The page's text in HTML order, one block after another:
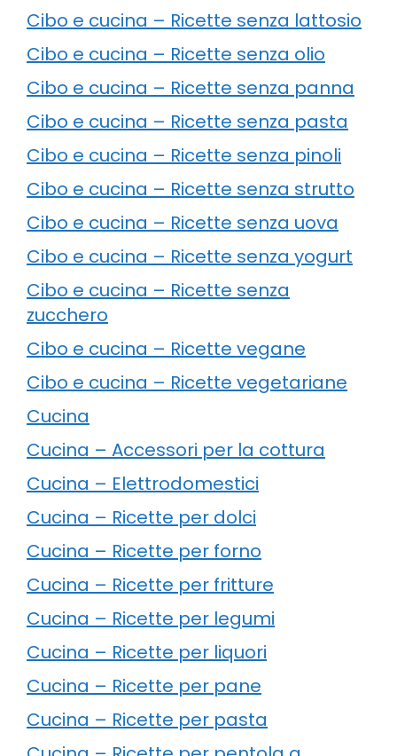
Cibo e cucina – Ricette senza lattosio
Cibo e cucina – Ricette senza olio
Cibo e cucina – Ricette senza panna
Cibo e cucina – Ricette senza pasta
Cibo e cucina – Ricette senza pinoli
Cibo e cucina – Ricette senza strutto
Cibo e cucina – Ricette senza uova
Cibo e cucina – Ricette senza yogurt
Cibo e cucina – Ricette senza
zucchero
Cibo e cucina – Ricette vegane
Cibo e cucina – Ricette vegetariane
Cucina
Cucina – Accessori per la cottura
Cucina – Elettrodomestici
Cucina – Ricette per dolci
Cucina – Ricette per forno
Cucina – Ricette per fritture
Cucina – Ricette per legumi
Cucina – Ricette per liquori
Cucina – Ricette per pane
Cucina – Ricette per pasta